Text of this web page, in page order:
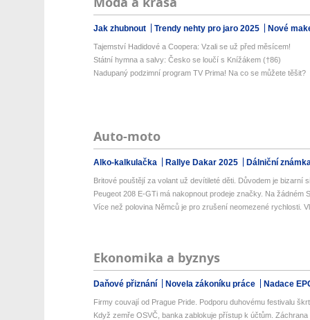
Jak zhubnout Trendy nehty pro jaro 2025 Nové
Tajemství Hadidové a Coopera: Vzali se už před měsícem!
Státní hymna a salvy: Česko se loučí s Knížákem (†86)
Nadupaný podzimní program TV Prima! Na co se můžete těšit?
Auto-moto
Alko-kalkulačka Rallye Dakar 2025 Dálniční
Britové pouštějí za volant už devítileté děti. Důvodem je bizarní
Peugeot 208 E-GTi má nakopnout prodeje značky. Na žádném
Více než polovina Němců je pro zrušení neomezené rychlosti.
Ekonomika a byznys
Daňové přiznání Novela zákoníku práce Nadace
Firmy couvají od Prague Pride. Podporu duhovému festivalu
Když zemře OSVČ, banka zablokuje přístup k účtům. Záchrana